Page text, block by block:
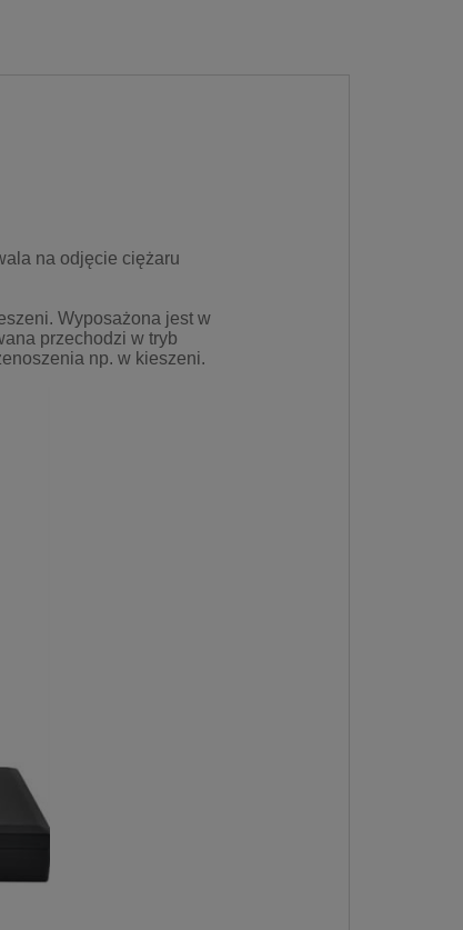
na odjęcie ciężaru
Wyposażona jest w
przechodzi w tryb
np. w kieszeni.